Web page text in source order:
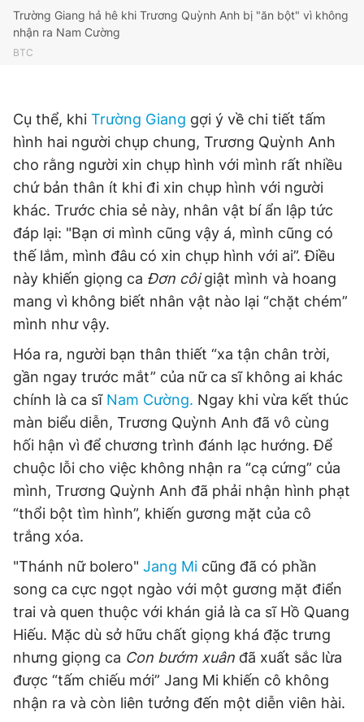
Trường Giang hả hê khi Trương Quỳnh Anh bị "ăn bột" vì không
nhận ra Nam Cường
BTC
Cụ thể, khi Trường Giang gợi ý về chi tiết tấm
hình hai người chụp chung, Trương Quỳnh Anh
cho rằng người xin chụp hình với mình rất nhiều
chứ bản thân ít khi đi xin chụp hình với người
khác. Trước chia sẻ này, nhân vật bí ẩn lập tức
đáp lại: "Bạn ơi mình cũng vậy á, mình cũng có
thế lắm, mình đâu có xin chụp hình với ai”. Điều
này khiến giọng ca Đơn côigiật mình và hoang
mang vì không biết nhân vật nào lại “chặt chém”
mình như vậy.
Hóa ra, người bạn thân thiết “xa tận chân trời,
gần ngay trước mắt” của nữ ca sĩ không ai khác
chính là ca sĩ Nam Cường. Ngay khi vừa kết thúc
màn biểu diễn, Trương Quỳnh Anh đã vô cùng
hối hận vì để chương trình đánh lạc hướng. Để
chuộc lỗi cho việc không nhận ra “cạ cứng” của
mình, Trương Quỳnh Anh đã phải nhận hình phạt
“thổi bột tìm hình”, khiến gương mặt của cô
trắng xóa.
"Thánh nữ bolero" Jang Mi cũng đã có phần
song ca cực ngọt ngào với một gương mặt điển
trai và quen thuộc với khán giả là ca sĩ Hồ Quang
Hiếu. Mặc dù sở hữu chất giọng khá đặc trưng
nhưng giọng ca Con bướm xuân đã xuất sắc lừa
được “tấm chiếu mới” Jang Mi khiến cô không
nhận ra và còn liên tưởng đến một diễn viên hài.